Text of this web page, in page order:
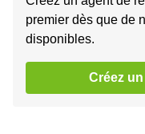
premier dès que de
disponibles.
Créez